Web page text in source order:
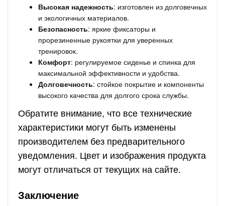
Высокая надежность: изготовлен из долговечных
и экологичных материалов.
Безопасность: яркие фиксаторы и
прорезиненные рукоятки для уверенных
тренировок.
Комфорт: регулируемое сиденье и спинка для
максимальной эффективности и удобства.
Долговечность: стойкое покрытие и компоненты
высокого качества для долгого срока службы.
Обратите внимание, что все технические
характеристики могут быть изменены
производителем без предварительного
уведомления. Цвет и изображения продукта
могут отличаться от текущих на сайте.
Заключение